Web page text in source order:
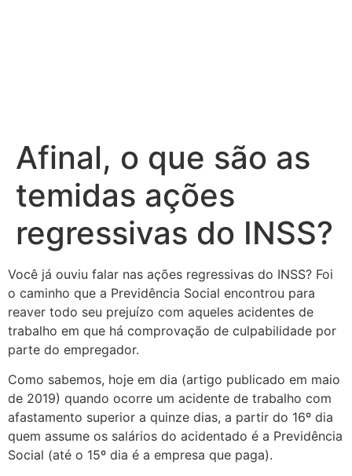
Afinal, o que são as
temidas ações
regressivas do INSS?
Você já ouviu falar nas ações regressivas do INSS? Foi
o caminho que a Previdência Social encontrou para
reaver todo seu prejuízo com aqueles acidentes de
trabalho em que há comprovação de culpabilidade por
parte do empregador.
Como sabemos, hoje em dia (artigo publicado em maio
de 2019) quando ocorre um acidente de trabalho com
afastamento superior a quinze dias, a partir do 16º dia
quem assume os salários do acidentado é a Previdência
Social (até o 15º dia é a empresa que paga).